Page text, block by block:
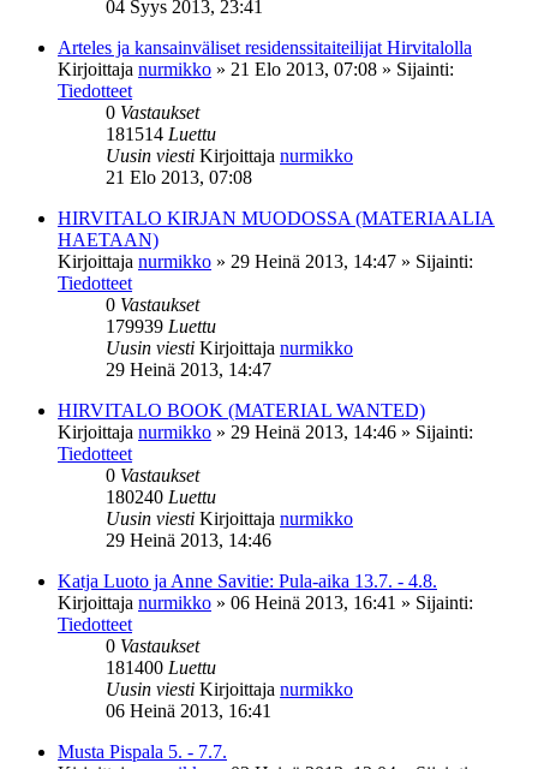
04 Syys 2013, 23:41
Arteles ja kansainväliset residenssitaiteilijat Hirvitalolla
Kirjoittaja nurmikko » 21 Elo 2013, 07:08 » Sijainti:
Tiedotteet
0 Vastaukset
181514 Luettu
Uusin viesti Kirjoittaja nurmikko
21 Elo 2013, 07:08
HIRVITALO KIRJAN MUODOSSA (MATERIAALIA
HAETAAN)
Kirjoittaja nurmikko » 29 Heinä 2013, 14:47 » Sijainti:
Tiedotteet
0 Vastaukset
179939 Luettu
Uusin viesti Kirjoittaja nurmikko
29 Heinä 2013, 14:47
HIRVITALO BOOK (MATERIAL WANTED)
Kirjoittaja nurmikko » 29 Heinä 2013, 14:46 » Sijainti:
Tiedotteet
0 Vastaukset
180240 Luettu
Uusin viesti Kirjoittaja nurmikko
29 Heinä 2013, 14:46
Katja Luoto ja Anne Savitie: Pula-aika 13.7. - 4.8.
Kirjoittaja nurmikko » 06 Heinä 2013, 16:41 » Sijainti:
Tiedotteet
0 Vastaukset
181400 Luettu
Uusin viesti Kirjoittaja nurmikko
06 Heinä 2013, 16:41
Musta Pispala 5. - 7.7.